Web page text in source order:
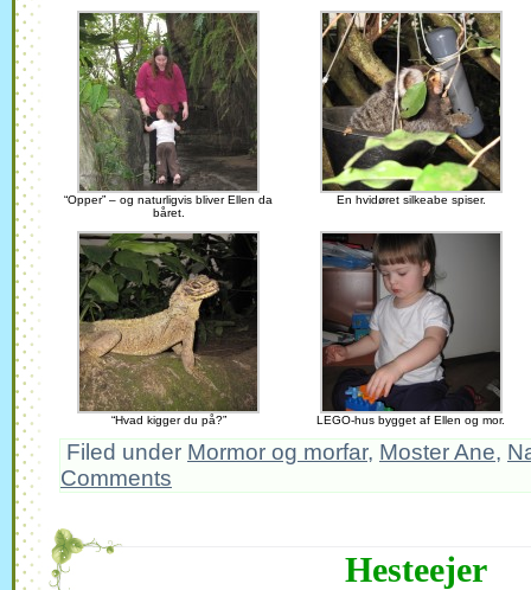
“Opper” – og naturligvis bliver Ellen da
båret.
En hvidøret silkeabe spiser.
“Hvad kigger du på?” LEGO-hus bygget af Ellen og mor.
Filed under Mormor og morfar, Moster Ane,
Comments
Hesteejer